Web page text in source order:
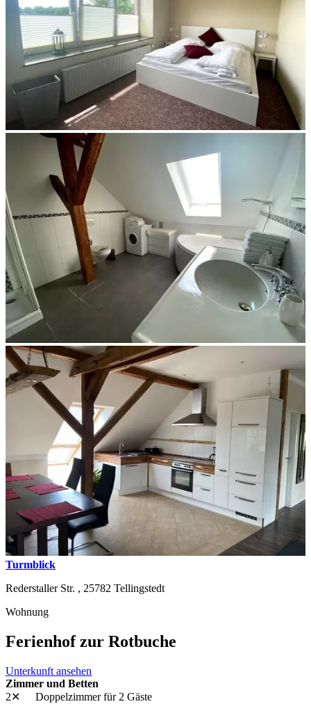
Turmblick
Rederstaller Str. , 25782 Tellingstedt
Wohnung
Ferienhof zur Rotbuche
Unterkunft ansehen
Zimmer und Betten
2✕
Doppelzimmerfür 2 Gäste